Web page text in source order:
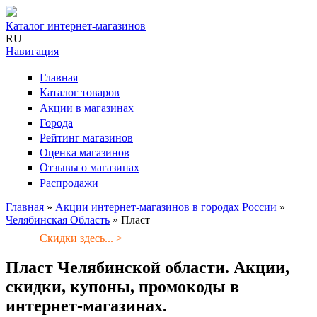
Каталог интернет-магазинов
RU
Навигация
Главная
Каталог товаров
Акции в магазинах
Города
Рейтинг магазинов
Оценка магазинов
Отзывы о магазинах
Распродажи
Вы здесь
Главная » Акции интернет-магазинов в городах России »
Челябинская Область » Пласт
Скидки здесь... >
Пласт Челябинской области. Акции,
скидки, купоны, промокоды в
интернет-магазинах.